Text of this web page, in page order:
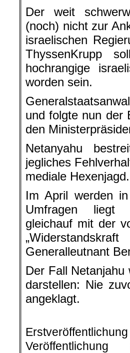
Der weit
(noch) nicht zur
israelischen
ThyssenKrupp
hochrangige
worden sein.
und folgte nun der
den
Netanyahu
jegliches
mediale Hexenjagd.
Im April werden
Umfragen liegt
gleichauf mit der
Generalleutnant
Der Fall
darstellen: Nie
angeklagt.